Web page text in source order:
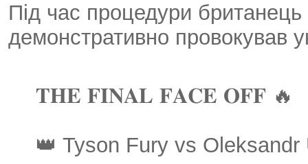
Під час процедури британець
демонстративно провокував
𝐓𝐇𝐄 𝐅𝐈𝐍𝐀𝐋 𝐅𝐀𝐂𝐄 𝐎𝐅𝐅 🔥
👑 Tyson Fury vs